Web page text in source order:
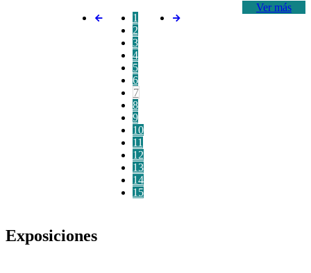
Ver más
1
2
3
4
5
6
7
8
9
10
11
12
13
14
15
Exposiciones